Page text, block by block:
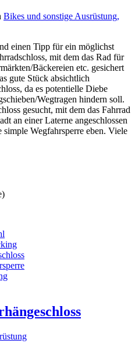
Bikes und sonstige Ausrüstung,
einen Tipp für ein möglichst
mit dem das Rad für
Bäckereien etc. gesichert
gute Stück absichtlich
da es potentielle Diebe
Wegtragen hindern soll.
gesucht, mit dem das Fahrrad
an einer Laterne angeschlossen
Wegfahrsperre eben. Viele